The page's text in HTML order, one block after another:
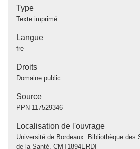
Type
Texte imprimé
Langue
fre
Droits
Domaine public
Source
PPN 117529346
Localisation de l'ouvrage
Université de Bordeaux. Bibliothèque des
de la Santé. CMT1894ERDI